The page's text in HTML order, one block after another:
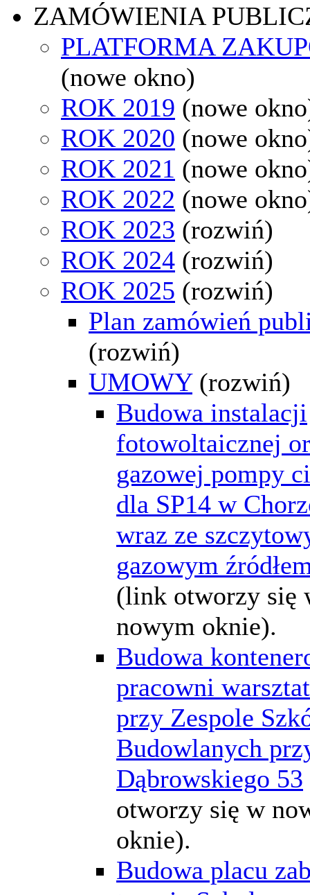
ZAMÓWIENIA
PLATFORMA
(nowe okno)
ROK 2019 (nowe
ROK 2020 (nowe
ROK 2021 (nowe
ROK 2022 (nowe
ROK 2023 (rozwiń)
ROK 2024 (rozwiń)
ROK 2025 (rozwiń)
Plan zamówień
(rozwiń)
UMOWY (rozwiń)
Budowa instalacji
fotowoltaicznej
gazowej pompy
dla SP14 w
wraz ze
gazowym
(link otworzy się
nowym oknie).
Budowa
pracowni
przy Zespole
Budowlanych
Dąbrowskiego 53
otworzy się w
oknie).
Budowa placu